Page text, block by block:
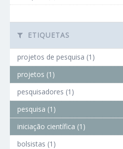
ETIQUETAS
projetos de pesquisa (1)
projetos (1)
pesquisadores (1)
pesquisa (1)
iniciação científica (1)
bolsistas (1)